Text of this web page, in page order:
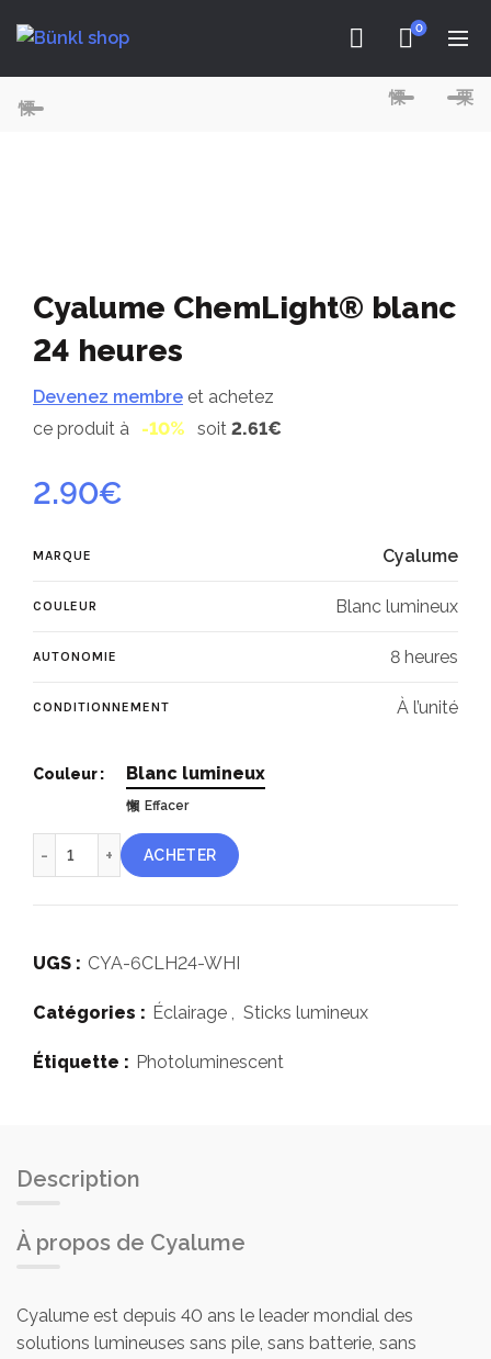
0
Cyalume ChemLight® blanc
24 heures
Devenez membre et achetez
ce produit à
-10% soit 2.61€
2.90€
MARQUE Cyalume
COULEUR Blanc lumineux
AUTONOMIE 8 heures
CONDITIONNEMENT À l’unité
Couleur Blanc lumineux
Effacer
quantité de Cyalume ChemLight® blanc 24 heures
ACHETER
UGS : CYA-6CLH24-WHI
Catégories : Éclairage , Sticks lumineux
Étiquette : Photoluminescent
Description
À propos de Cyalume
Cyalume est depuis 40 ans le leader mondial des
solutions lumineuses sans pile, sans batterie, sans